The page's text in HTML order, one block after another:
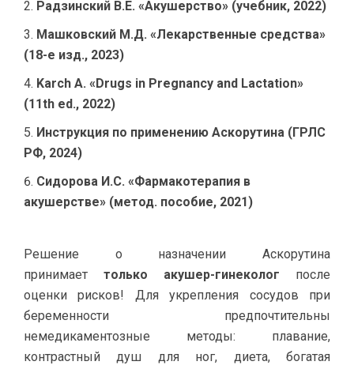
Радзинский В.Е. «Акушерство» (учебник, 2022)
Машковский М.Д. «Лекарственные средства»
(18-е изд., 2023)
Karch A. «Drugs in Pregnancy and Lactation»
(11th ed., 2022)
Инструкция по применению Аскорутина (ГРЛС
РФ, 2024)
Сидорова И.С. «Фармакотерапия в
акушерстве» (метод. пособие, 2021)
Решение о назначении Аскорутина
принимает только акушер-гинеколог после
оценки рисков! Для укрепления сосудов при
беременности предпочтительны
немедикаментозные методы: плавание,
контрастный душ для ног, диета, богатая